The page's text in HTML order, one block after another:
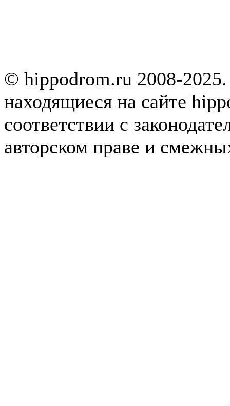
© hippodrom.ru 2008-
находящиеся на сайте
соответствии с
авторском праве и